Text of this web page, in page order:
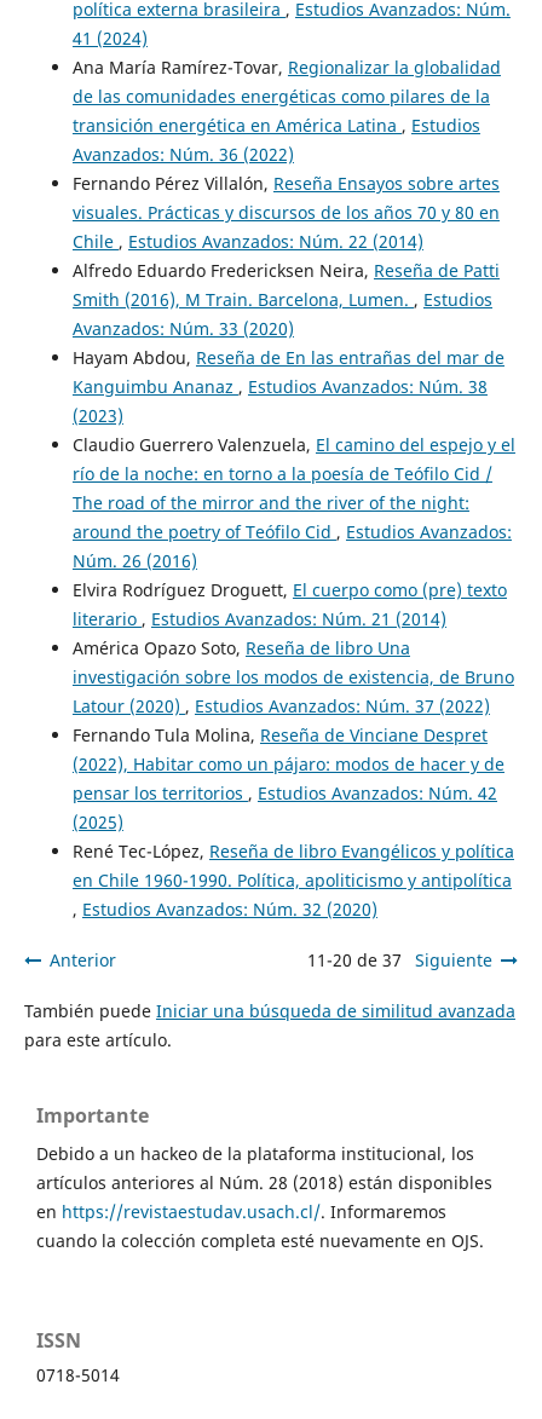
política externa brasileira , Estudios Avanzados: Núm.
41 (2024)
Ana María Ramírez-Tovar, Regionalizar la globalidad
de las comunidades energéticas como pilares de la
transición energética en América Latina , Estudios
Avanzados: Núm. 36 (2022)
Fernando Pérez Villalón, Reseña Ensayos sobre artes
visuales. Prácticas y discursos de los años 70 y 80 en
Chile , Estudios Avanzados: Núm. 22 (2014)
Alfredo Eduardo Fredericksen Neira, Reseña de Patti
Smith (2016), M Train. Barcelona, Lumen. , Estudios
Avanzados: Núm. 33 (2020)
Hayam Abdou, Reseña de En las entrañas del mar de
Kanguimbu Ananaz , Estudios Avanzados: Núm. 38
(2023)
Claudio Guerrero Valenzuela, El camino del espejo y el
río de la noche: en torno a la poesía de Teófilo Cid /
The road of the mirror and the river of the night:
around the poetry of Teófilo Cid , Estudios Avanzados:
Núm. 26 (2016)
Elvira Rodríguez Droguett, El cuerpo como (pre) texto
literario , Estudios Avanzados: Núm. 21 (2014)
América Opazo Soto, Reseña de libro Una
investigación sobre los modos de existencia, de Bruno
Latour (2020) , Estudios Avanzados: Núm. 37 (2022)
Fernando Tula Molina, Reseña de Vinciane Despret
(2022), Habitar como un pájaro: modos de hacer y de
pensar los territorios , Estudios Avanzados: Núm. 42
(2025)
René Tec-López, Reseña de libro Evangélicos y política
en Chile 1960-1990. Política, apoliticismo y antipolítica
, Estudios Avanzados: Núm. 32 (2020)
Anterior 11-20 de 37 Siguiente
También puede Iniciar una búsqueda de similitud avanzada
para este artículo.
Importante
Debido a un hackeo de la plataforma institucional, los
artículos anteriores al Núm. 28 (2018) están disponibles
en https://revistaestudav.usach.cl/. Informaremos
cuando la colección completa esté nuevamente en OJS.
ISSN
0718-5014